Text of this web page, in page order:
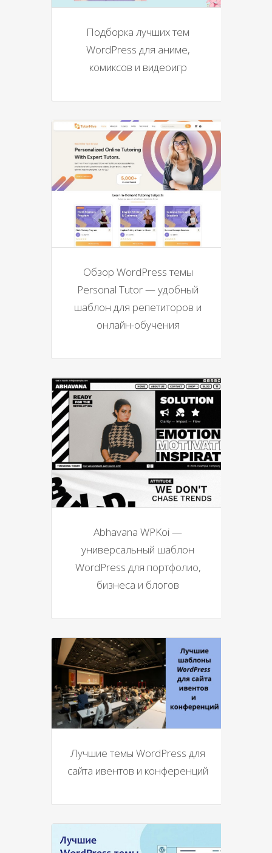
Подборка лучших тем
WordPress для аниме,
комиксов и видеоигр
Обзор WordPress темы
Personal Tutor — удобный
шаблон для репетиторов и
онлайн-обучения
Abhavana WPKoi —
универсальный шаблон
WordPress для портфолио,
бизнеса и блогов
Лучшие темы WordPress для
сайта ивентов и конференций